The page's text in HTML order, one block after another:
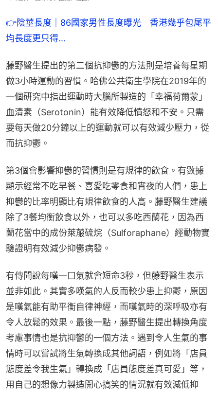
👉陰莖長度｜86國家男性長度曝光　香港幾乎包尾平
均長度更只得...
藤野醫生提出的第二個抗抑鬱的方法則是培養每星期
做3小時運動的習慣。哈佛公共衛生學院在2019年的
一個研究中指出運動時大腦所製造的「幸福荷爾蒙」
血清素（Serotonin）能有效降低憤怒和不安。只需
要每天做20分鐘以上的運動就可以有效減少壓力，從
而抗抑鬱。
第3個會影響抑鬱的習慣則是有規律的飲食。有數據
顯示經常不吃早餐、喜愛吃零食和宵夜的人們，患上
抑鬱的比率明顯比有規律飲食的人高。藤野醫生建議
除了3餐均衡飲食以外，也可以多吃西蘭花，因為西
蘭花當中的成份萊菔硫烷（Sulforaphane）經動物實
驗證明有效減少抑鬱病發。
有傳聞說每嘆一口氣就會短命3秒，但藤野醫生表示
並非如此。其實多嘆氣的人反而較少患上抑鬱，原因
是嘆氣能有助平衡自律神經，而嘆氣時的深呼吸亦有
令人放鬆的效果。最後一點，藤野醫生提出轉換角度
考慮事情也是抗抑鬱的一個方法。遇到令人生氣的事
情時可以嘗試將生氣轉換成其他詞語，例如將「店員
態度差令我生氣」轉換成「店員態度差真可愛」等，
用自己的想像力製造開心搞笑的情況就有效減低抑